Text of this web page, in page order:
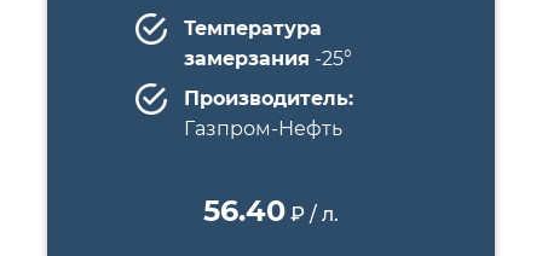
Температура
замерзания -25°
Производитель:
Газпром-Нефть
56.40 ₽ / л.